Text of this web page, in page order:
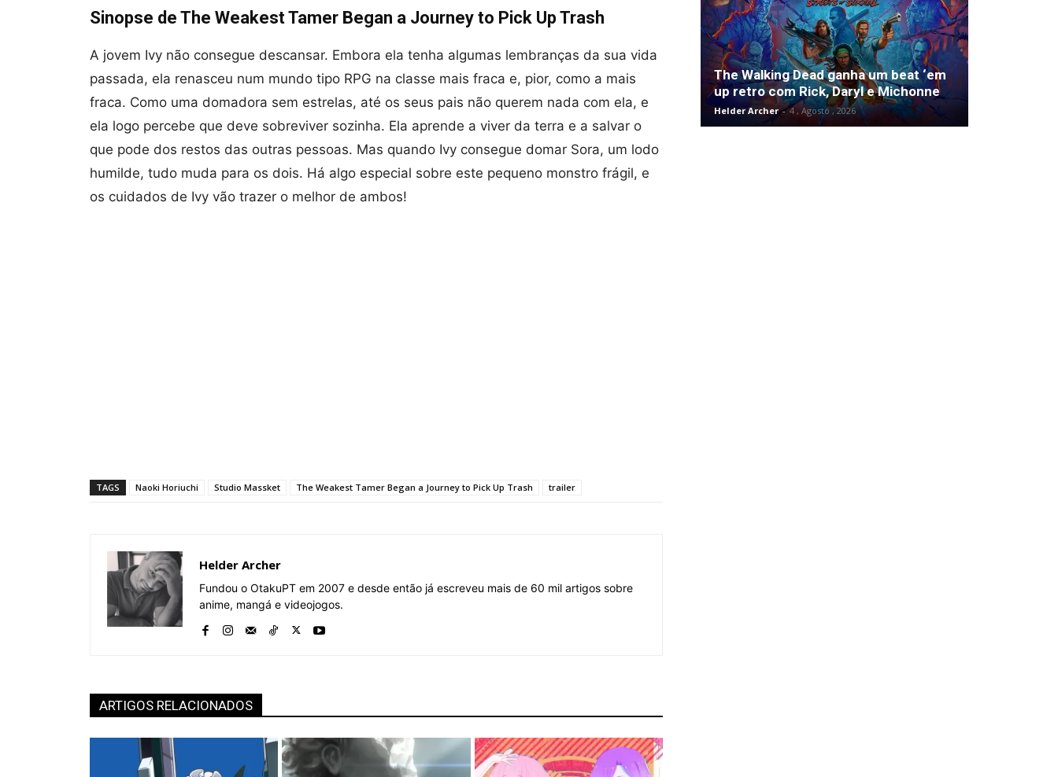
Sinopse de The Weakest Tamer Began a Journey to Pick Up Trash
A jovem Ivy não consegue descansar. Embora ela tenha algumas lembranças da sua vida
passada, ela renasceu num mundo tipo RPG na classe mais fraca e, pior, como a mais
fraca. Como uma domadora sem estrelas, até os seus pais não querem nada com ela, e
ela logo percebe que deve sobreviver sozinha. Ela aprende a viver da terra e a salvar o
que pode dos restos das outras pessoas. Mas quando Ivy consegue domar Sora, um lodo
humilde, tudo muda para os dois. Há algo especial sobre este pequeno monstro frágil, e
os cuidados de Ivy vão trazer o melhor de ambos!
TAGS Naoki Horiuchi Studio Massket The Weakest Tamer Began a Journey to Pick Up Trash trailer
Helder Archer
Fundou o OtakuPT em 2007 e desde então já escreveu mais de 60 mil artigos sobre
anime, mangá e videojogos.
ARTIGOS RELACIONADOS
The Walking Dead ganha um beat ‘em
up retro com Rick, Daryl e Michonne
Helder Archer - 4 , Agosto , 2026